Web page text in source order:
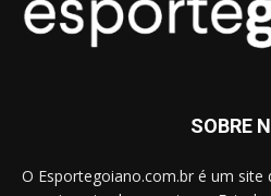
SOBRE
O Esportegoiano.com.br é um site